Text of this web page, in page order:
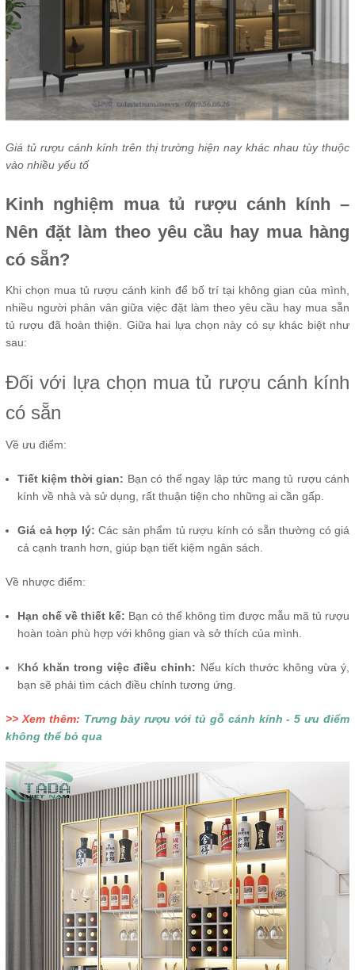
Giá tủ rượu cánh kính trên thị trường hiện nay khác nhau tùy thuộc
vào nhiều yếu tố
Kinh nghiệm mua tủ rượu cánh kính –
Nên đặt làm theo yêu cầu hay mua hàng
có sẵn?
Khi chọn mua tủ rượu cánh kinh để bố trí tại không gian của mình,
nhiều người phân vân giữa việc đặt làm theo yêu cầu hay mua sẵn
tủ rượu đã hoàn thiện. Giữa hai lựa chọn này có sự khác biệt như
sau:
Đối với lựa chọn mua tủ rượu cánh kính
có sẵn
Về ưu điểm:
Tiết kiệm thời gian: Bạn có thể ngay lập tức mang tủ rượu cánh
kính về nhà và sử dụng, rất thuận tiện cho những ai cần gấp.
Giá cả hợp lý: Các sản phẩm tủ rượu kính có sẵn thường có giá
cả cạnh tranh hơn, giúp bạn tiết kiệm ngân sách.
Về nhược điểm:
Hạn chế về thiết kế: Bạn có thể không tìm được mẫu mã tủ rượu
hoàn toàn phù hợp với không gian và sở thích của mình.
Khó khăn trong việc điều chỉnh: Nếu kích thước không vừa ý,
bạn sẽ phải tìm cách điều chỉnh tương ứng.
>> Xem thêm: Trưng bày rượu với tủ gỗ cánh kính - 5 ưu điểm
không thể bỏ qua